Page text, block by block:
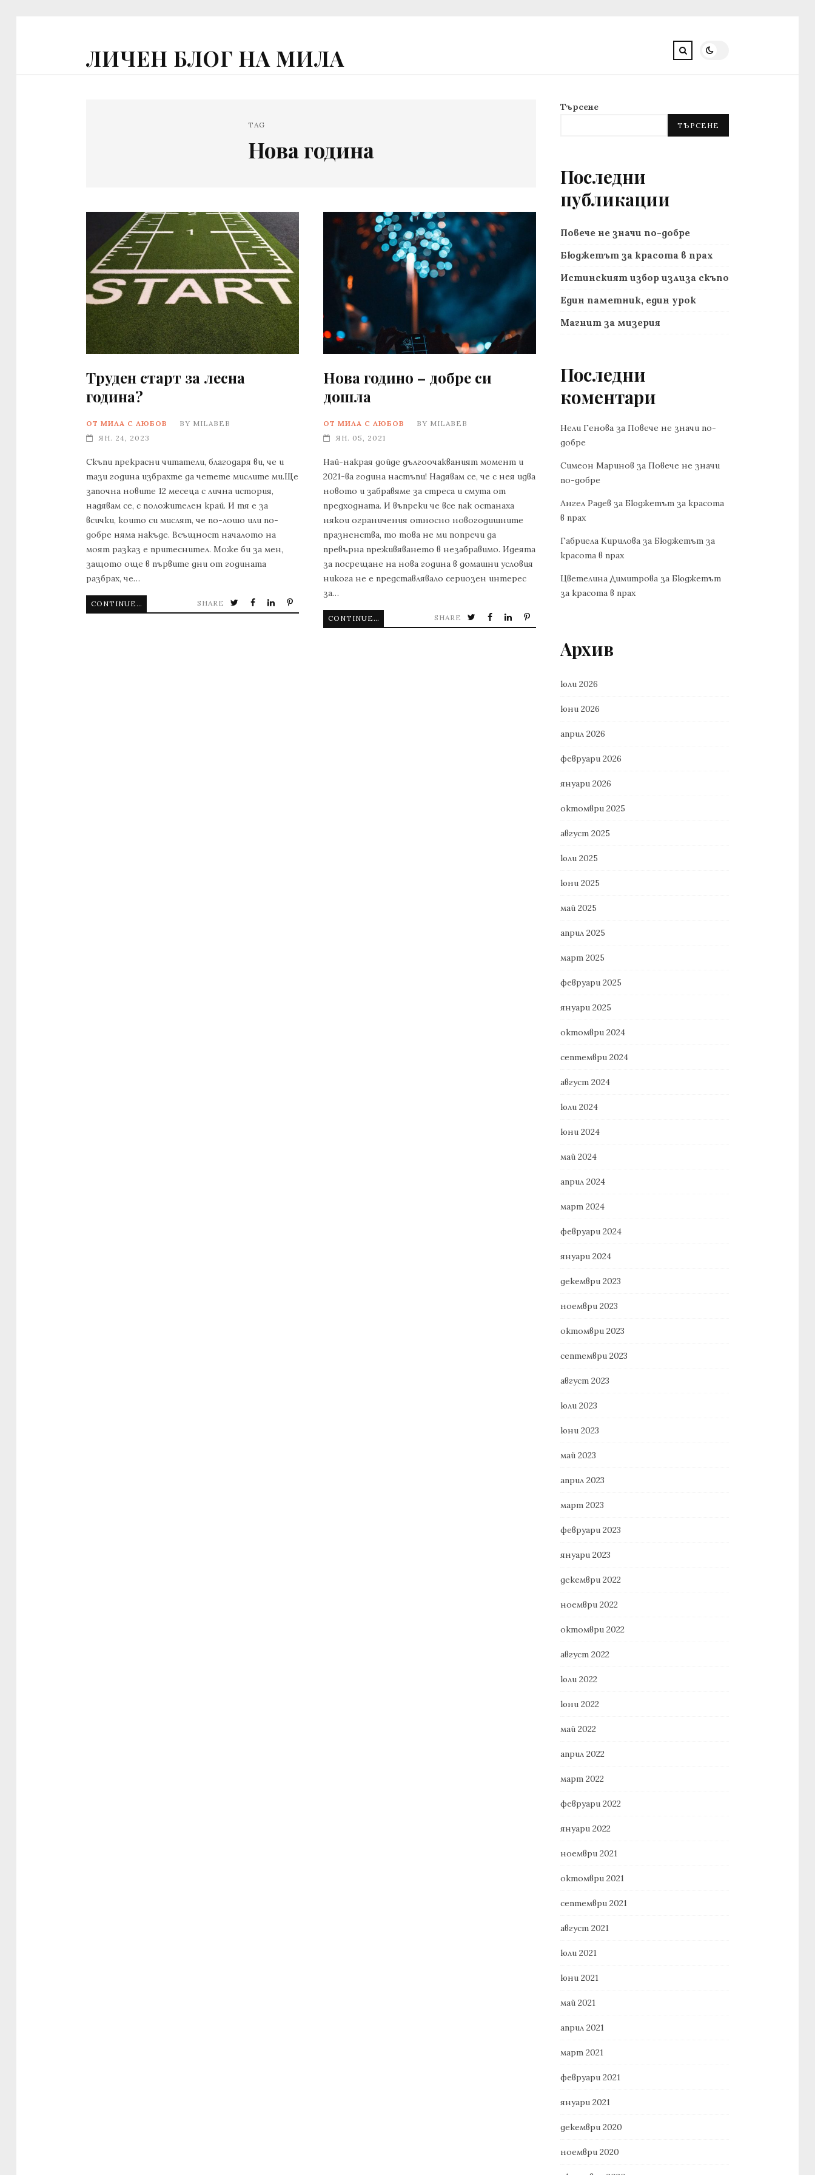
ЛИЧЕН БЛОГ НА МИЛА
TAG
Нова година
Труден старт за лесна
година?
ОТ МИЛА С ЛЮБОВ BY MILABEB
ЯН. 24, 2023
Скъпи прекрасни читатели, благодаря ви, че и
тази година избрахте да четете мислите ми.Ще
започна новите 12 месеца с лична история,
надявам се, с положителен край. И тя е за
всички, които си мислят, че по-лошо или по-
добре няма накъде. Всъщност началото на
моят разказ е притеснител. Може би за мен,
защото още в първите дни от годината
разбрах, че…
CONTINUE READING SHARE
Нова годино – добре си
дошла
ОТ МИЛА С ЛЮБОВ BY MILABEB
ЯН. 05, 2021
Най-накрая дойде дългоочакваният момент и
2021-ва година настъпи! Надявам се, че с нея идва
новото и забравяме за стреса и смута от
предходната. И въпреки че все пак останаха
някои ограничения относно новогодишните
празненства, то това не ми попречи да
превърна преживяването в незабравимо. Идеята
за посрещане на нова година в домашни условия
никога не е представлявало сериозен интерес
за…
CONTINUE READING SHARE
Търсене
ТЪРСЕНЕ
Последни
публикации
Повече не значи по-добре
Бюджетът за красота в прах
Истинският избор излиза скъпо
Един паметник, един урок
Магнит за мизерия
Последни
коментари
Нели Генова за Повече не значи по-
добре
Симеон Маринов за Повече не значи
по-добре
Ангел Радев за Бюджетът за красота
в прах
Габриела Кирилова за Бюджетът за
красота в прах
Цветелина Димитрова за Бюджетът
за красота в прах
Архив
юли 2026
юни 2026
април 2026
февруари 2026
януари 2026
октомври 2025
август 2025
юли 2025
юни 2025
май 2025
април 2025
март 2025
февруари 2025
януари 2025
октомври 2024
септември 2024
август 2024
юли 2024
юни 2024
май 2024
април 2024
март 2024
февруари 2024
януари 2024
декември 2023
ноември 2023
октомври 2023
септември 2023
август 2023
юли 2023
юни 2023
май 2023
април 2023
март 2023
февруари 2023
януари 2023
декември 2022
ноември 2022
октомври 2022
август 2022
юли 2022
юни 2022
май 2022
април 2022
март 2022
февруари 2022
януари 2022
ноември 2021
октомври 2021
септември 2021
август 2021
юли 2021
юни 2021
май 2021
април 2021
март 2021
февруари 2021
януари 2021
декември 2020
ноември 2020